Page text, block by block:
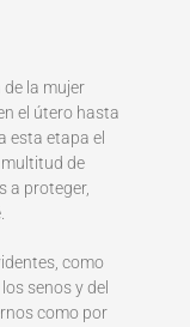
de la mujer
el útero hasta
esta etapa el
de
a proteger,
como
senos y del
como por